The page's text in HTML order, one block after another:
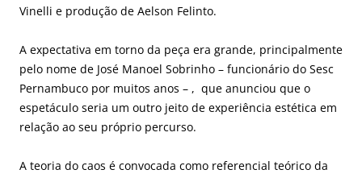
Vinelli e produção de Aelson Felinto.
A expectativa em torno da peça era grande, principalmente
pelo nome de José Manoel Sobrinho – funcionário do Sesc
Pernambuco por muitos anos – , que anunciou que o
espetáculo seria um outro jeito de experiência estética em
relação ao seu próprio percurso.
A teoria do caos é convocada como referencial teórico da